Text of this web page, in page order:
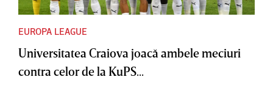
EUROPA LEAGUE
Universitatea Craiova joacă ambele meciuri
contra celor de la KuPS...